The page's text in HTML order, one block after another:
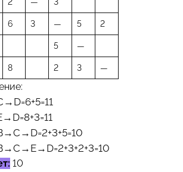
6 3 — 5 2
5 —
8 2 3 —
10